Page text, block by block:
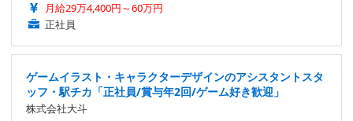
月給29万4,400円～60万円
正社員
ゲームイラスト・キャラクターデザインのアシスタントスタ
ッフ・駅チカ「正社員/賞与年2回/ゲーム好き歓迎」
株式会社大斗